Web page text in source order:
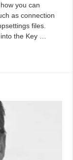
you can
as connection
files.
into the Key …